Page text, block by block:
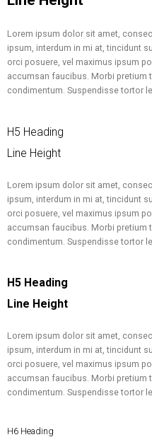
Lorem ipsum dolor sit amet,
ipsum, interdum in mi at, tincidunt
orci posuere, vel maximus ipsum
accumsan faucibus. Morbi pretium
condimentum. Suspendisse tortor
H5 Heading
Line Height
Lorem ipsum dolor sit amet,
ipsum, interdum in mi at, tincidunt
orci posuere, vel maximus ipsum
accumsan faucibus. Morbi pretium
condimentum. Suspendisse tortor
H5 Heading
Line Height
Lorem ipsum dolor sit amet,
ipsum, interdum in mi at, tincidunt
orci posuere, vel maximus ipsum
accumsan faucibus. Morbi pretium
condimentum. Suspendisse tortor
H6 Heading